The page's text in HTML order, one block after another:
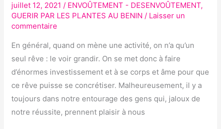
juillet 12, 2021/ ENVOÛTEMENT - DESENVOÛTEMENT,
GUERIR PAR LES PLANTES AU BENIN / Laisser un
commentaire
En général, quand on mène une activité, on n’a qu’un
seul rêve : le voir grandir. On se met donc à faire
d’énormes investissement et à se corps et âme pour que
ce rêve puisse se concrétiser. Malheureusement, il y a
toujours dans notre entourage des gens qui, jaloux de
notre réussite, prennent plaisir à nous
COMMERCE
?